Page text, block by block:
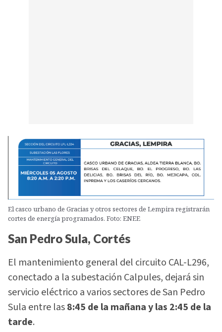
El casco urbano de Gracias y otros sectores de Lempira registrarán
cortes de energía programados. Foto: ENEE
San Pedro Sula, Cortés
El mantenimiento general del circuito CAL-L296,
conectado a la subestación Calpules, dejará sin
servicio eléctrico a varios sectores de San Pedro
Sula entre las8:45 de la mañana y las 2:45 de la
tarde.